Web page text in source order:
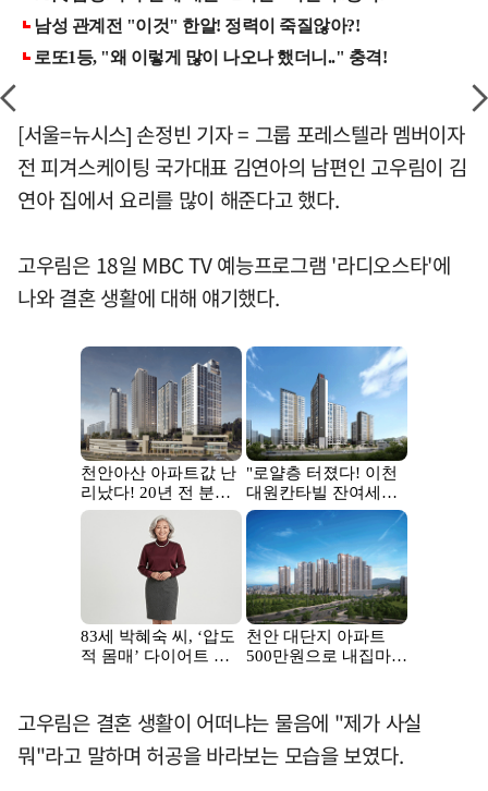
[서울=뉴시스] 손정빈 기자 = 그룹 포레스텔라 멤버이자
전 피겨스케이팅 국가대표 김연아의 남편인 고우림이 김
연아 집에서 요리를 많이 해준다고 했다.
고우림은 18일 MBC TV 예능프로그램 '라디오스타'에
나와 결혼 생활에 대해 얘기했다.
고우림은 결혼 생활이 어떠냐는 물음에 "제가 사실
뭐"라고 말하며 허공을 바라보는 모습을 보였다.